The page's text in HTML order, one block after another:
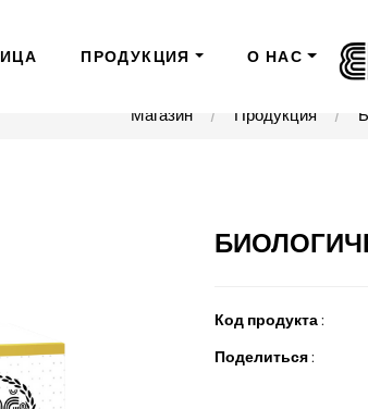
ПРОДУКЦИЯ О НАС
Магазин Продукция
Код продукта :
Поделиться :